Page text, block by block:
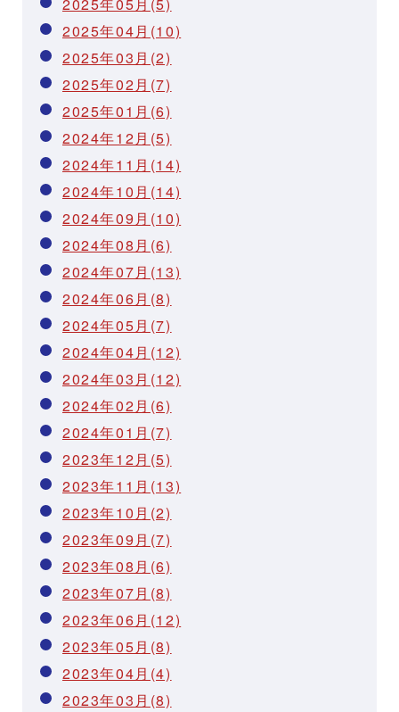
2025年05月(5)
2025年04月(10)
2025年03月(2)
2025年02月(7)
2025年01月(6)
2024年12月(5)
2024年11月(14)
2024年10月(14)
2024年09月(10)
2024年08月(6)
2024年07月(13)
2024年06月(8)
2024年05月(7)
2024年04月(12)
2024年03月(12)
2024年02月(6)
2024年01月(7)
2023年12月(5)
2023年11月(13)
2023年10月(2)
2023年09月(7)
2023年08月(6)
2023年07月(8)
2023年06月(12)
2023年05月(8)
2023年04月(4)
2023年03月(8)